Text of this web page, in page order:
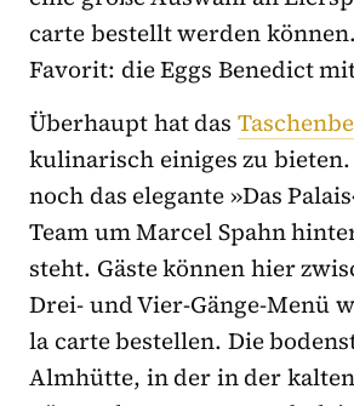
carte bestellt werden
Favorit: die Eggs Benedict
Überhaupt hat das
kulinarisch einiges zu
noch das elegante »Das
Team um Marcel Spahn
steht. Gäste können hier
Drei- und Vier-Gänge-Menü
la carte bestellen. Die
Almhütte, in der in der